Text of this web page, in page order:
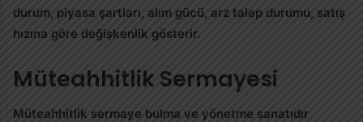
durum, piyasa şartları, alım gücü, arz talep durumu, satış
hızına göre değişkenlik gösterir.
Müteahhitlik Sermayesi
Müteahhitlik sermaye bulma ve yönetme sanatıdır